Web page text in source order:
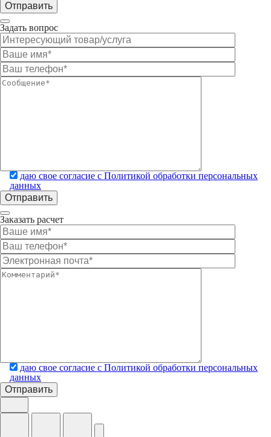
Задать вопрос
даю свое согласие с Политикой обработки персональных
данных
Заказать расчет
даю свое согласие с Политикой обработки персональных
данных